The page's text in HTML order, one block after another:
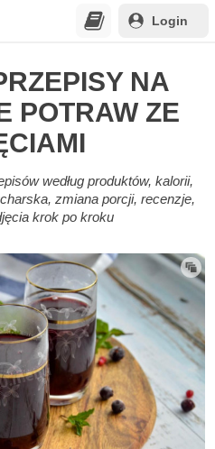
Login
NA
POTRAW ZE
według produktów, kalorii,
zmiana porcji, recenzje,
krok po kroku